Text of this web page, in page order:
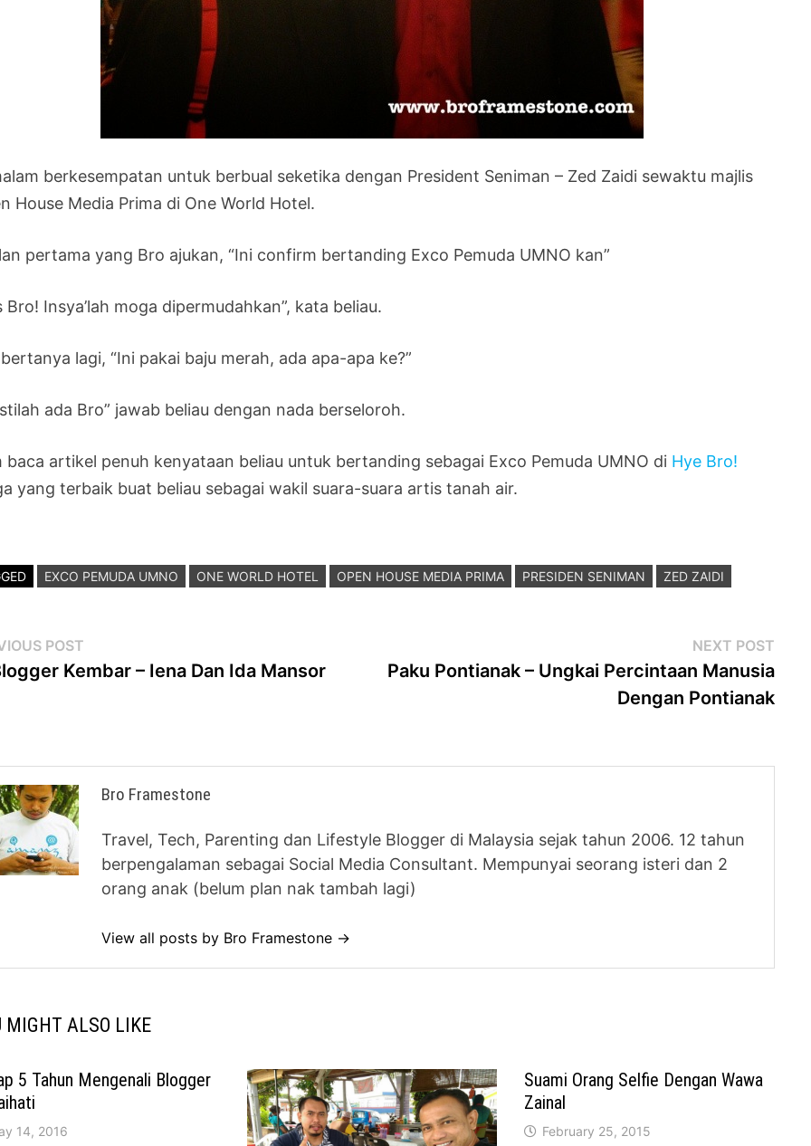
berkesempatan untuk berbual seketika dengan President Seniman – Zed Zaidi sewaktu majlis
House Media Prima di One World Hotel.
pertama yang Bro ajukan, “Ini confirm bertanding Exco Pemuda UMNO kan”
Bro! Insya’lah moga dipermudahkan”, kata beliau.
lagi, “Ini pakai baju merah, ada apa-apa ke?”
ada Bro” jawab beliau dengan nada berseloroh.
baca artikel penuh kenyataan beliau untuk bertanding sebagai Exco Pemuda UMNO di Hye Bro!
yang terbaik buat beliau sebagai wakil suara-suara artis tanah air.
EXCO PEMUDA UMNO ONE WORLD HOTEL OPEN HOUSE MEDIA PRIMA PRESIDEN SENIMAN ZED ZAIDI
POST
post:
Kembar – Iena Dan Ida Mansor
NEXT POSTNext
Paku Pontianak – Ungkai Percintaan Manusia
Dengan Pontianak
Bro Framestone
Travel, Tech, Parenting dan Lifestyle Blogger di Malaysia sejak tahun 2006. 12 tahun
berpengalaman sebagai Social Media Consultant. Mempunyai seorang isteri dan 2
orang anak (belum plan nak tambah lagi)
View all posts by Bro Framestone →
MIGHT ALSO LIKE
5 Tahun Mengenali Blogger
14, 2016
Suami Orang Selfie Dengan Wawa
Zainal
February 25, 2015